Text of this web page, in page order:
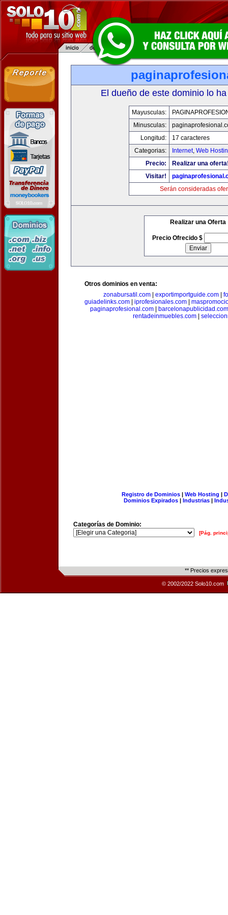
El dueño de este dominio lo
Mayusculas:
Minusculas:
Longitud:
17 caracteres
Categorias:
Internet, Web
Precio:
Realizar una
Visitar!
Serán consideradas
Realizar una Oferta
Precio Ofrecido $
Otros dominios en venta:
zonabursatil.com
exportimportguide.com
guiadelinks.com
iprofesionales.com
paginaprofesional.com|
barcelonapublicidad.com
rentadeinmuebles.com|
Registro de Dominios| Web Hosting |
Dominios Expirados | Industrias |
Categorías de Dominio:
[Pág.
** Precios
© 2002/2022 Solo10.com